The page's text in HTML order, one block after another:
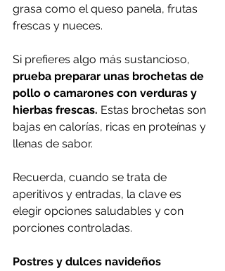
grasa como el queso panela, frutas
frescas y nueces.
Si prefieres algo más sustancioso,
prueba preparar unas brochetas de
pollo o camarones con verduras y
hierbas frescas. Estas brochetas son
bajas en calorías, ricas en proteínas y
llenas de sabor.
Recuerda, cuando se trata de
aperitivos y entradas, la clave es
elegir opciones saludables y con
porciones controladas.
Postres y dulces navideños